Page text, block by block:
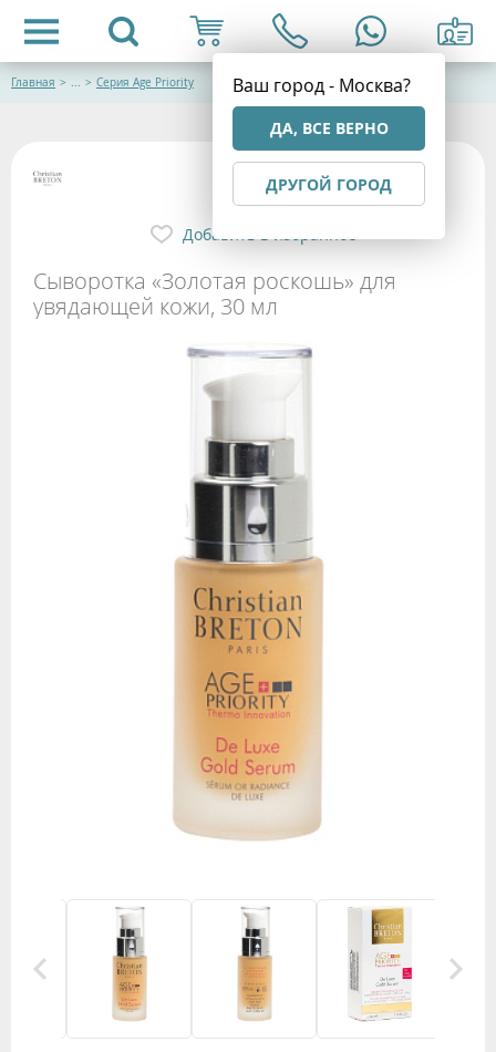
Ваш город - Москва?
ДА, ВСЕ ВЕРНО
ДРУГОЙ ГОРОД
Главная > ... > Серия Age Priority
Сыворотка «Золотая роскошь» для
увядающей кожи, 30 мл
Добавить в избранное